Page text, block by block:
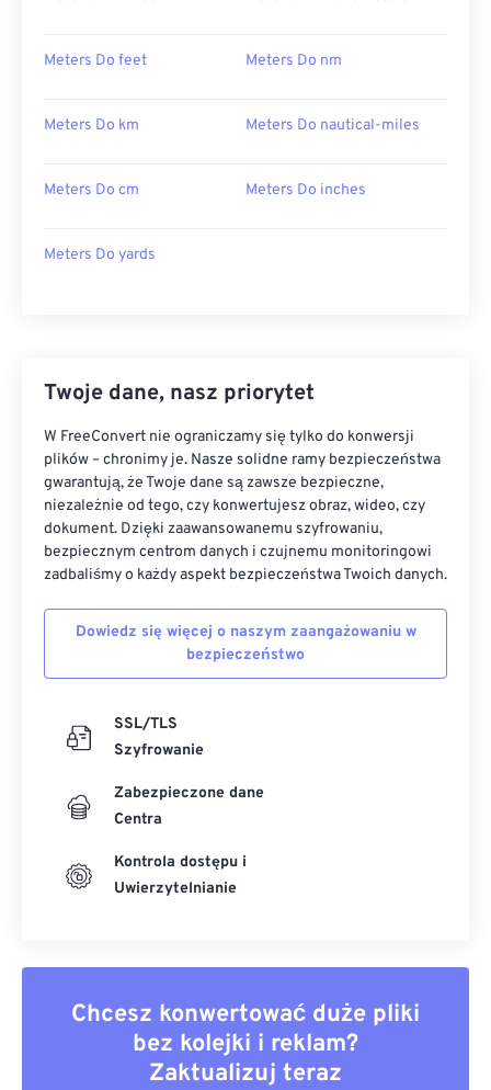
Meters Do feet Meters Do nm
Meters Do km Meters Do nautical-miles
Meters Do cm Meters Do inches
Meters Do yards
Twoje dane, nasz priorytet
W FreeConvert nie ograniczamy się tylko do konwersji
plików – chronimy je. Nasze solidne ramy bezpieczeństwa
gwarantują, że Twoje dane są zawsze bezpieczne,
niezależnie od tego, czy konwertujesz obraz, wideo, czy
dokument. Dzięki zaawansowanemu szyfrowaniu,
bezpiecznym centrom danych i czujnemu monitoringowi
zadbaliśmy o każdy aspekt bezpieczeństwa Twoich danych.
Dowiedz się więcej o naszym zaangażowaniu w
bezpieczeństwo
SSL/TLS
Szyfrowanie
Zabezpieczone dane
Centra
Kontrola dostępu i
Uwierzytelnianie
Chcesz konwertować duże pliki
bez kolejki i reklam?
Zaktualizuj teraz